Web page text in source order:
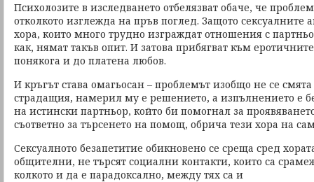
Психолозите в изследването отбелязват обаче, че
отколкото изглежда на пръв поглед. Защото сексуалните
хора, които много трудно изграждат отношения с
как, нямат такъв опит. И затова прибягват към
понякога и до платена любов.
И кръгът става омагьосан – проблемът изобщо не се
страдащия, намерил му е решението, а изпълнението е
на истински партньор, който би помогнал за
съответно за търсенето на помощ, обрича тези хора на
Сексуалното безапетитие обикновено се среща сред
общителни, не търсят социални контакти, които са
колкото и да е парадоксално, между тях са и